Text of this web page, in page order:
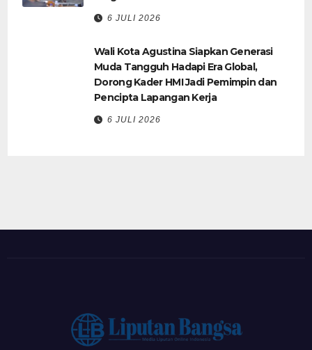
6 JULI 2026
Wali Kota Agustina Siapkan Generasi
Muda Tangguh Hadapi Era Global,
Dorong Kader HMI Jadi Pemimpin dan
Pencipta Lapangan Kerja
6 JULI 2026